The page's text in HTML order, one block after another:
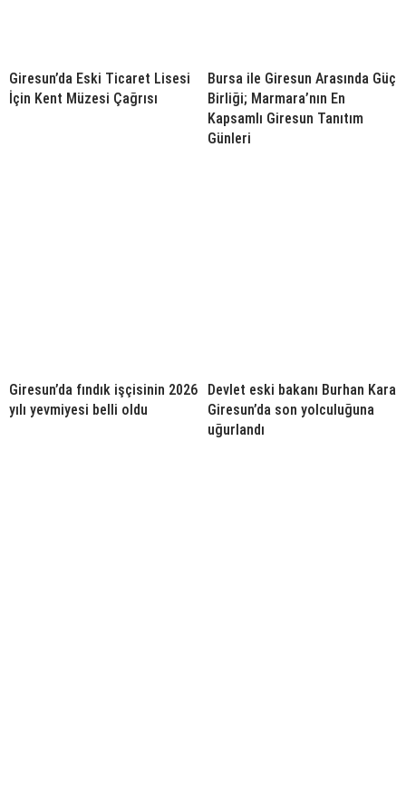
Giresun’da Eski Ticaret Lisesi
İçin Kent Müzesi Çağrısı
Bursa ile Giresun Arasında Güç
Birliği; Marmara’nın En
Kapsamlı Giresun Tanıtım
Günleri
Giresun’da fındık işçisinin 2026
yılı yevmiyesi belli oldu
Devlet eski bakanı Burhan Kara
Giresun’da son yolculuğuna
uğurlandı